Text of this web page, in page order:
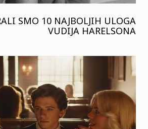
SMO 10 NAJBOLJIH ULOGA
VUDIJA HARELSONA